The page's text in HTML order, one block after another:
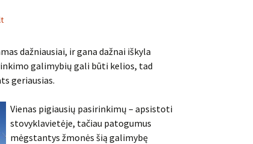
dažniausiai, ir gana dažnai iškyla
galimybių gali būti kelios, tad
geriausias.
Vienas pigiausių pasirinkimų – apsistoti
stovyklavietėje, tačiau patogumus
mėgstantys žmonės šią galimybę